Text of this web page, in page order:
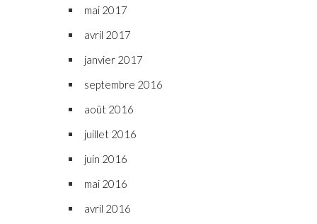
mai 2017
avril 2017
janvier 2017
septembre 2016
août 2016
juillet 2016
juin 2016
mai 2016
avril 2016